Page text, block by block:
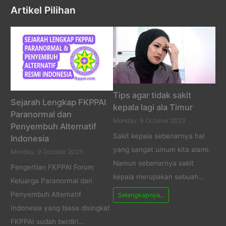
Artikel Pilihan
Sejarah Lengkap FKPPAI
Paranormal dan
Penyembuh Alternatif
Indonesia
Monday, 9 October 2023
Pengertian FKPPAI Forum
Keluarga Paranormal dan
Penyembuh Alternatif
Indonesia yang biasa disingkat
FKPPAI sudah berdiri…
Tips agar tidak sakit
kepala lagi ala Timur
Monday, 9 October 2023
Sakit kepala sebenarnya hal
yang sangat umum kita alami.
Namun sebenarnya sakit
kepala merupakan sebuah…
Selengkapnya...